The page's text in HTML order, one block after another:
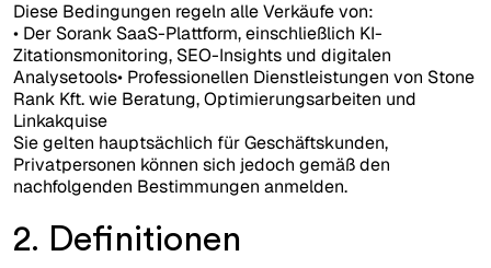
Diese Bedingungen regeln alle Verkäufe von:
• Der Sorank SaaS-Plattform, einschließlich KI-
Zitationsmonitoring, SEO-Insights und digitalen
Analysetools• Professionellen Dienstleistungen von Stone
Rank Kft. wie Beratung, Optimierungsarbeiten und
Linkakquise
Sie gelten hauptsächlich für Geschäftskunden,
Privatpersonen können sich jedoch gemäß den
nachfolgenden Bestimmungen anmelden.
2. Definitionen